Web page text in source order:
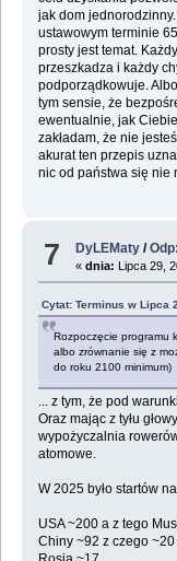
jak dom
ustawowym terminie
prosty jest temat.
przeszkadza i każdy
podporządkowuje.
tym sensie, że
ewentualnie, jak
zakładam, że nie
akurat ten przepis
nic od państwa się nie
7 DyLEMaty /
«dnia: Lipca 29,
Cytat: Terminus w Lipca
Rozpoczęcie programu
albo zrównanie się z
do roku 2100 minimum)
... z tym, że pod
Oraz mając z tyłu
wypożyczalnia
atomowe.
W 2025 było startów
USA ~200 a z tego
Chiny ~92 z czego